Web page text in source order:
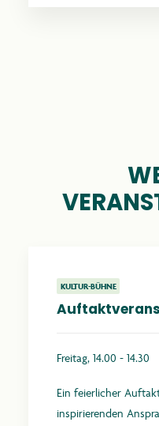
KULTUR-BÜHNE
Freitag, 14.00 - 14.30
Ein feierlicher
inspirierenden